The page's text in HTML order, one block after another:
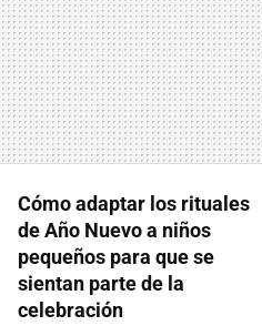
Cómo adaptar los rituales
de Año Nuevo a niños
pequeños para que se
sientan parte de la
celebración